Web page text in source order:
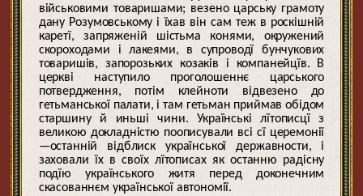
військовими товаришами; везено царську грамоту
дану Розумовському і їхав він сам теж в роскішній
каретї, запряженій шістьма конями, окружений
скороходами і лакеями, в супроводї бунчукових
товаришів, запорозьких козаків і компанейцїв. В
церкві наступило проголошеннє царського
потвердження, потім клейноти відвезено до
гетьманської палати, і там гетьман приймав обідом
старшину й иньші чини. Українські лїтописцї з
великою докладністю поописували всі сї церемонії
—останній відблиск української державности, і
заховали їх в своїх лїтописах як останню радісну
подїю українського житя перед доконечним
скасованнєм української автономії.